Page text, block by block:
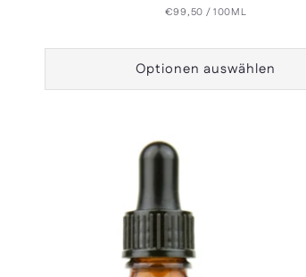
Preis
GRUNDPREIS
€99,50 /PRO
100ML
Optionen auswählen